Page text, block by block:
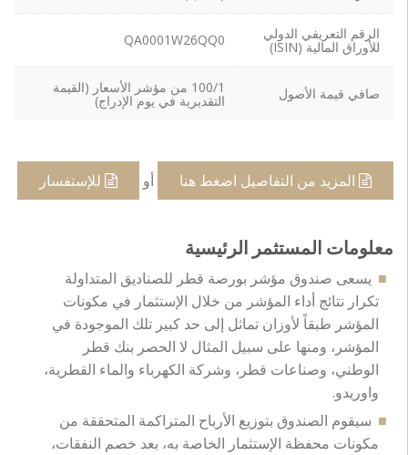
الرقم التعريفي الدولي
للأوراق المالية (ISIN) QA0001W26QQ0
صافي قيمة الأصول 100/1 من مؤشر الأسعار (القيمة
التقديرية في يوم الإدراج)
المزيد من التفاصيل اضغط هنا أو للإستفسار
معلومات المستثمر الرئيسية
يسعى صندوق مؤشر بورصة قطر للصناديق المتداولة
تكرار نتائج أداء المؤشر من خلال الإستثمار في مكونات
المؤشر طبقاً لأوزان تماثل إلى حد كبير تلك الموجودة في
المؤشر، ومنها على سبيل المثال لا الحصر بنك قطر
الوطني، وصناعات قطر، وشركة الكهرباء والماء القطرية،
واوريدو.
سيقوم الصندوق بتوزيع الأرباح المتراكمة المتحققة من
مكونات محفظة الإستثمار الخاصة به، بعد خصم النفقات،